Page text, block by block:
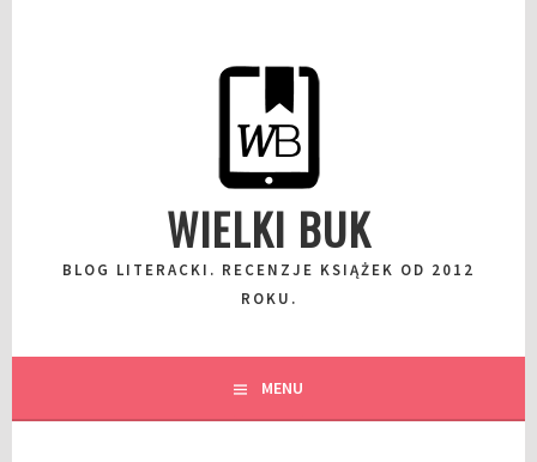
WIELKI BUK
BLOG LITERACKI. RECENZJE KSIĄŻEK OD 2012
ROKU.
MENU